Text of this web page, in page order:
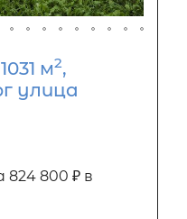
м2,
улица
800 ₽ в